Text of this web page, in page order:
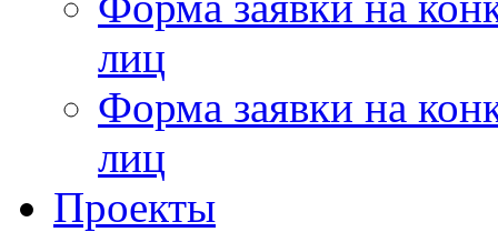
лиц
Форма заявки на
лиц
Проекты